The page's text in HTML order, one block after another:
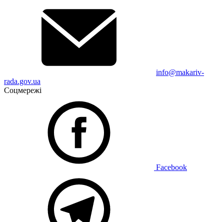
info@makariv-
rada.gov.ua
Соцмережі
Facebook